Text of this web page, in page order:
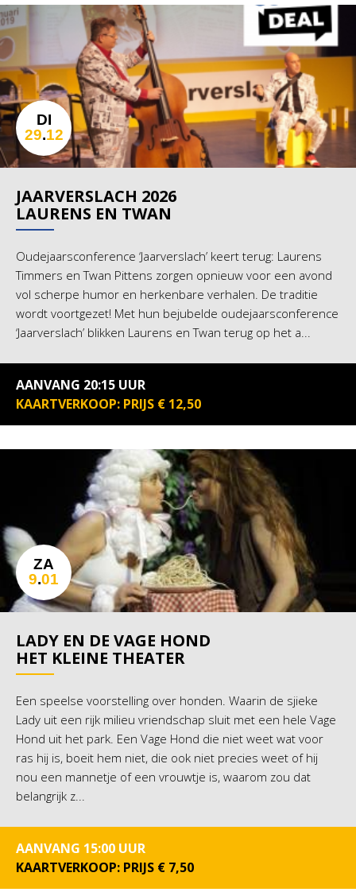
JAARVERSLACH 2026
LAURENS EN TWAN
Oudejaarsconference ‘Jaarverslach’ keert terug: Laurens
Timmers en Twan Pittens zorgen opnieuw voor een avond
vol scherpe humor en herkenbare verhalen. De traditie
wordt voortgezet! Met hun bejubelde oudejaarsconference
‘Jaarverslach’ blikken Laurens en Twan terug op het a...
DI
29.12
AANVANG 20:15 UUR
KAARTVERKOOP: PRIJS € 12,50
LADY EN DE VAGE HOND
HET KLEINE THEATER
Een speelse voorstelling over honden. Waarin de sjieke
Lady uit een rijk milieu vriendschap sluit met een hele Vage
Hond uit het park. Een Vage Hond die niet weet wat voor
ras hij is, boeit hem niet, die ook niet precies weet of hij
nou een mannetje of een vrouwtje is, waarom zou dat
belangrijk z...
ZA
9.01
AANVANG 15:00 UUR
KAARTVERKOOP: PRIJS € 7,50